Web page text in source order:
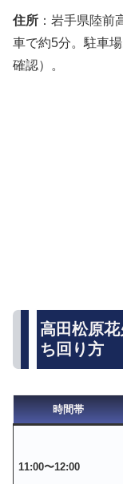
住所 ：岩手県陸前
車で約5分。駐車
確認）。
高田松原
ち回り方
時間帯
11:00〜12:00